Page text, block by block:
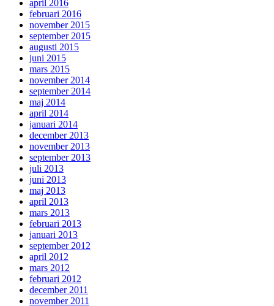
april 2016
februari 2016
november 2015
september 2015
augusti 2015
juni 2015
mars 2015
november 2014
september 2014
maj 2014
april 2014
januari 2014
december 2013
november 2013
september 2013
juli 2013
juni 2013
maj 2013
april 2013
mars 2013
februari 2013
januari 2013
september 2012
april 2012
mars 2012
februari 2012
december 2011
november 2011